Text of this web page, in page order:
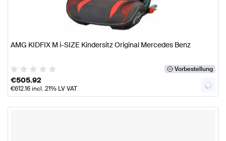
AMG KIDFIX M i-SIZE Kindersitz Original Mercedes Benz
Vorbestellung
€505.92
€612.16incl. 21% LV VAT